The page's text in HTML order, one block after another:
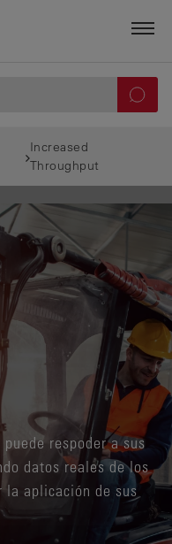
Increased
Throughput
respoder a sus
datos reales de los
aplicación de sus